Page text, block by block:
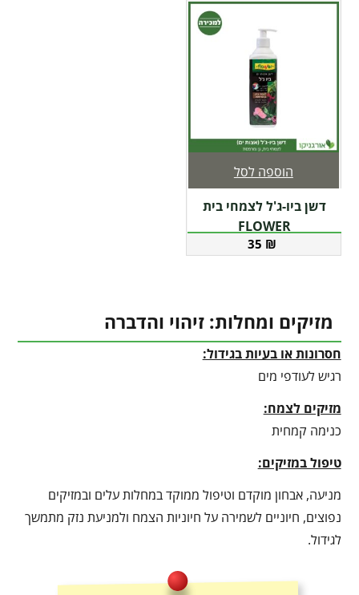
דשן ביו-ג'ל לצמחי בית
FLOWER
35 ₪
הוספה לסל
מזיקים ומחלות: זיהוי והדברה
חסרונות או בעיות בגידול:
רגיש לעודפי מים
מזיקים לצמח:
כנימה קמחית
טיפול במזיקים:
מניעה, אבחון מוקדם וטיפול ממוקד במחלות עלים ובמזיקים
נפוצים, חיוניים לשמירה על חיוניות הצמח ולמניעת נזק מתמשך
לגידול.